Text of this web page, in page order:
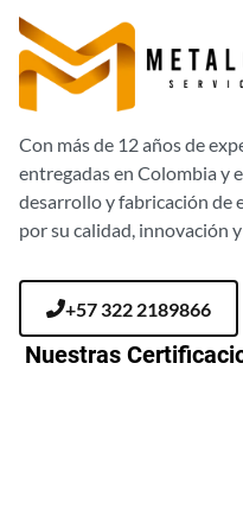
Con más de 12 años de
entregadas en Colombia y
desarrollo y fabricación de
por su calidad, innovación
+57 322 2189866
Nuestras